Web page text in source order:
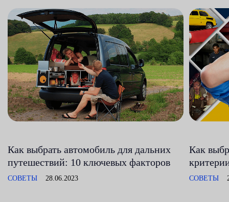
Как выбрать автомобиль для дальних
путешествий: 10 ключевых факторов
СОВЕТЫ 28.06.2023
Как
СОВЕТЫ